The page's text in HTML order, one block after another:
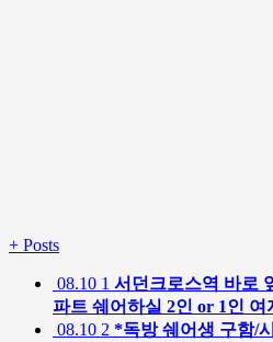
+ Posts
08.10 1 서던크로스역 바로
파트 쉐어하실 2인 or 1인 여
08.10 2 *독방 쉐어생 구함/